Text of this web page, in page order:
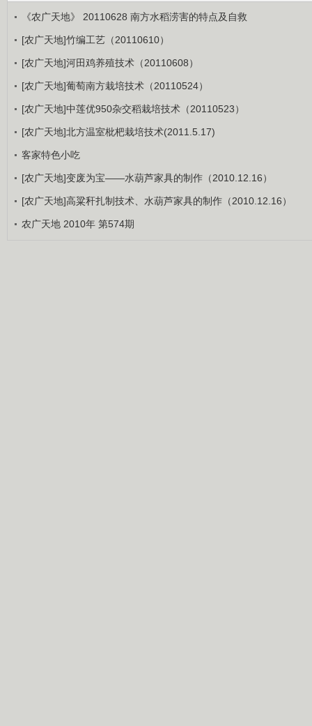
《农广天地》 20110628 南方水稻涝害的特点及自救
[农广天地]竹编工艺（20110610）
[农广天地]河田鸡养殖技术（20110608）
[农广天地]葡萄南方栽培技术（20110524）
[农广天地]中莲优950杂交稻栽培技术（20110523）
[农广天地]北方温室枇杷栽培技术(2011.5.17)
客家特色小吃
[农广天地]变废为宝——水葫芦家具的制作（2010.12.16）
[农广天地]高粱秆扎制技术、水葫芦家具的制作（2010.12.16）
农广天地 2010年 第574期